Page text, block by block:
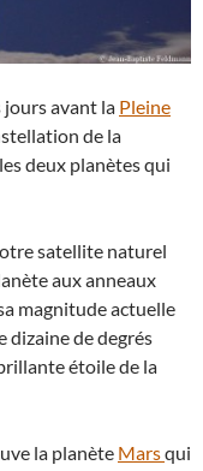
avant la Pleine
de la
deux planètes qui
satellite naturel
aux anneaux
magnitude actuelle
dizaine de degrés
étoile de la
la planète Marsqui